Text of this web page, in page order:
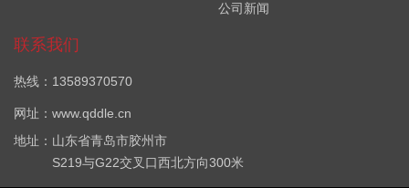
公司新闻
联系我们
热线：13589370570
网址：www.qddle.cn
地址：山东省青岛市胶州市
S219与G22交叉口西北方向300米